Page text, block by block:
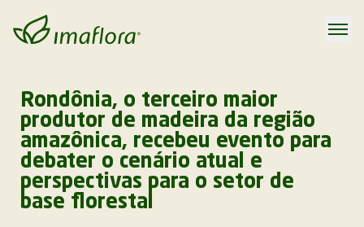
Rondônia, o terceiro maior
produtor de madeira da região
amazônica, recebeu evento para
debater o cenário atual e
perspectivas para o setor de
base florestal